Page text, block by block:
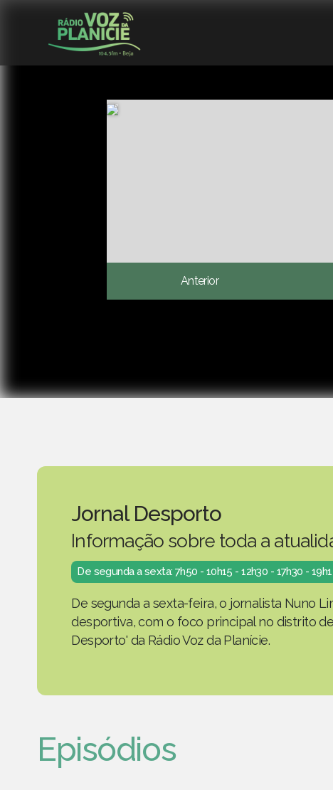
Anterior
Jornal Desporto
Informação sobre toda a
De segunda a sexta: 7h50 - 10h15 - 12h30 - 17h30 -
De segunda a sexta-feira, o jornalista Nuno
desportiva, com o foco principal no distrito
Desporto' da Rádio Voz da Planície.
Episódios